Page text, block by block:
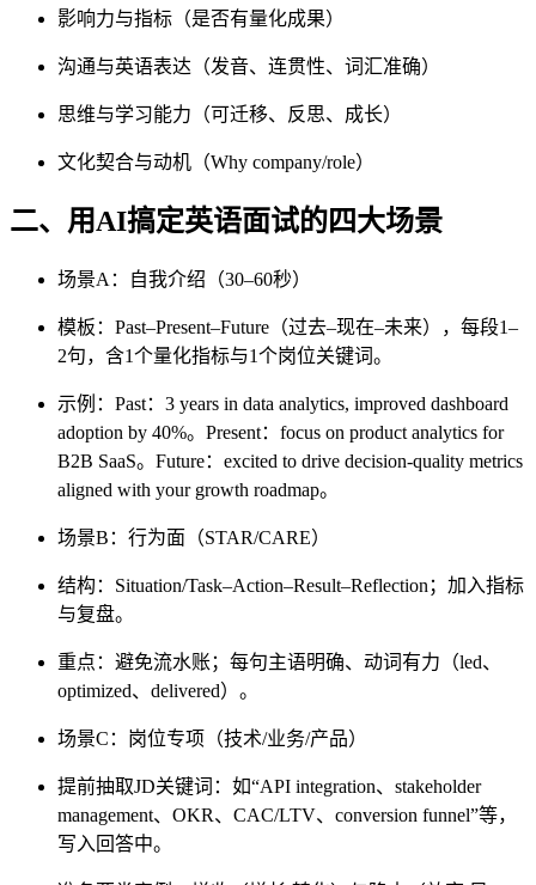
影响力与指标（是否有量化成果）
沟通与英语表达（发音、连贯性、词汇准确）
思维与学习能力（可迁移、反思、成长）
文化契合与动机（Why company/role）
二、用AI搞定英语面试的四大场景
场景A：自我介绍（30–60秒）
模板：Past–Present–Future（过去–现在–未来），每段1–
2句，含1个量化指标与1个岗位关键词。
示例：Past：3 years in data analytics, improved dashboard
adoption by 40%。Present：focus on product analytics for
B2B SaaS。Future：excited to drive decision-quality metrics
aligned with your growth roadmap。
场景B：行为面（STAR/CARE）
结构：Situation/Task–Action–Result–Reflection；加入指标
与复盘。
重点：避免流水账；每句主语明确、动词有力（led、
optimized、delivered）。
场景C：岗位专项（技术/业务/产品）
提前抽取JD关键词：如“API integration、stakeholder
management、OKR、CAC/LTV、conversion funnel”等，
写入回答中。